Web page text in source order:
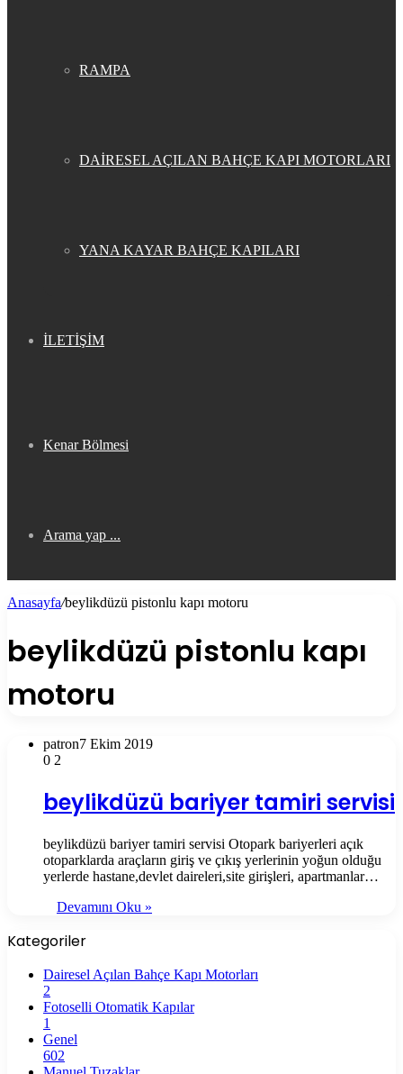
RAMPA
DAİRESEL AÇILAN BAHÇE KAPI MOTORLARI
YANA KAYAR BAHÇE KAPILARI
İLETİŞİM
Kenar Bölmesi
Arama yap ...
Anasayfa/beylikdüzü pistonlu kapı motoru
beylikdüzü pistonlu kapı
motoru
patron7 Ekim 2019
0 2
beylikdüzü bariyer tamiri servisi
beylikdüzü bariyer tamiri servisi Otopark bariyerleri açık
otoparklarda araçların giriş ve çıkış yerlerinin yoğun olduğu
yerlerde hastane,devlet daireleri,site girişleri, apartmanlar…
Devamını Oku »
Kategoriler
Dairesel Açılan Bahçe Kapı Motorları
2
Fotoselli Otomatik Kapılar
1
Genel
602